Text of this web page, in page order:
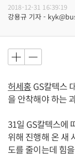
2018-12-31 16:39:19
강용규 기자 -
허세홍GS칼텍스
을 안착해야 하는
31일 GS칼텍스에
위해 진행해 온 새
도를 줄이는데 힘